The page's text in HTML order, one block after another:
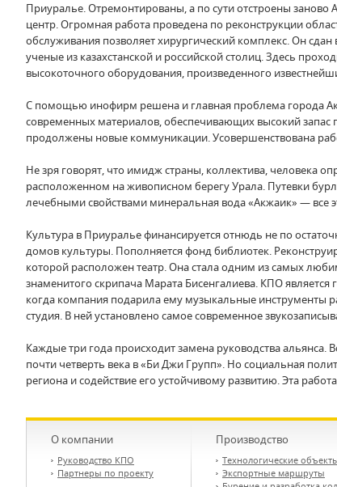
Приуралье. Отремонтированы, а по сути отстроены
центр. Огромная работа проведена по реконструкции
обслуживания позволяет хирургический комплекс. Он
ученые из казахстанской и российской столиц. Здесь
высокоточного оборудования, произведенного
С помощью инофирм решена и главная проблема города
современных материалов, обеспечивающих высокий
продолжены новые коммуникации. Усовершенствована
Не зря говорят, что имидж страны, коллектива, человека
расположенном на живописном берегу Урала. Путевки
лечебными свойствами минеральная вода «Акжаик» — все
Культура в Приуралье финансируется отнюдь не по
домов культуры. Пополняется фонд библиотек.
которой расположен театр. Она стала одним из самых
знаменитого скрипача Марата Бисенгалиева. КПО
когда компания подарила ему музыкальные инструменты
студия. В ней установлено самое современное
Каждые три года происходит замена руководства
почти четверть века в «Би Джи Групп». Но социальная
региона и содействие его устойчивому развитию. Эта
О компании
Руководство КПО
Партнеры по проекту
Производство
Технологические
Экспортные маршруты